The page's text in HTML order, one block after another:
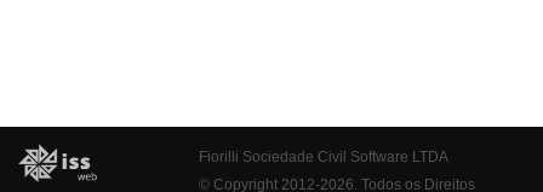
Fiorilli Sociedade Civil Software LTDA
© Copyright 2012-2026. Todos os Direitos